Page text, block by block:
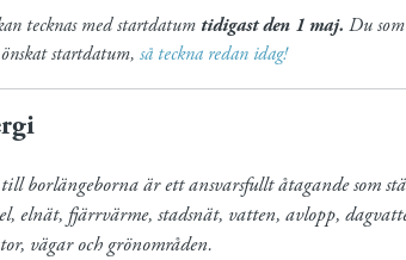
tecknas med startdatum tidigast den 1 maj. Du
önskat startdatum, så teckna redan idag!
borlängeborna är ett ansvarsfullt åtagande som
elnät, fjärrvärme, stadsnät, vatten, avlopp,
vägar och grönområden.